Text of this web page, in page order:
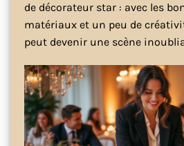
de décorateur star : avec les
matériaux et un peu de
peut devenir une scène